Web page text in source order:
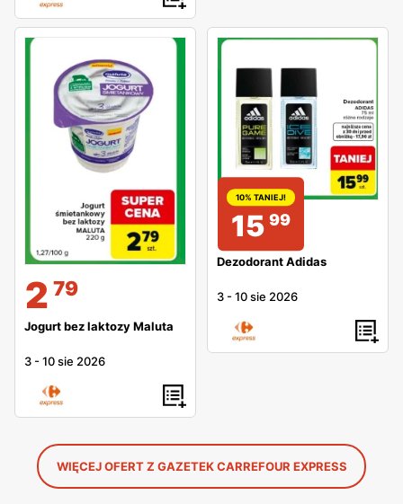
2 79
Jogurt bez laktozy Maluta
3 -10 sie 2026
10% TANIEJ!
15 99
Dezodorant Adidas
3 -10 sie 2026
WIĘCEJ OFERT Z GAZETEK CARREFOUR EXPRESS